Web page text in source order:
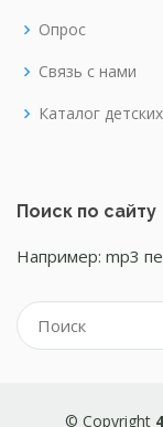
Опрос
Связь с нами
Каталог
Поиск по сайту
Например: mp3
© Copyright